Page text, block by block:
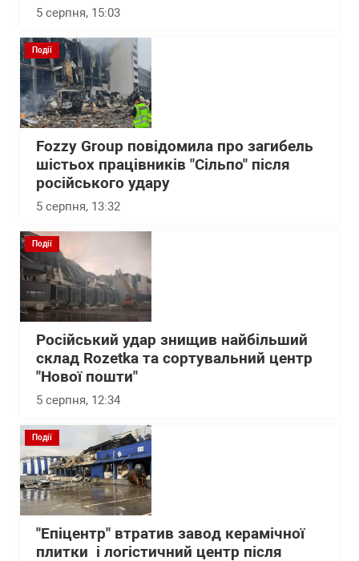
5 серпня, 15:03
Події
Fozzy Group повідомила про загибель
шістьох працівників "Сільпо" після
російського удару
5 серпня, 13:32
Події
Російський удар знищив найбільший
склад Rozetka та сортувальний центр
"Нової пошти"
5 серпня, 12:34
Події
"Епіцентр" втратив завод керамічної
плитки і логістичний центр після